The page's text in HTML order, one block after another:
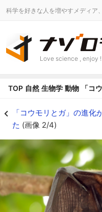
科学を好きな人を増やすメディア
Love science , enjoy !
TOP 自然 生物学 動物 「コ
「コウモリとガ」の進
た (画像 2/4)